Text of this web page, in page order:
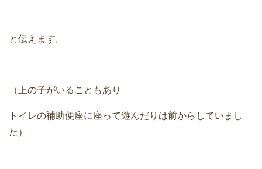
と伝えます。
（上の子がいることもあり
トイレの補助便座に座って遊んだりは前からしていまし
た）